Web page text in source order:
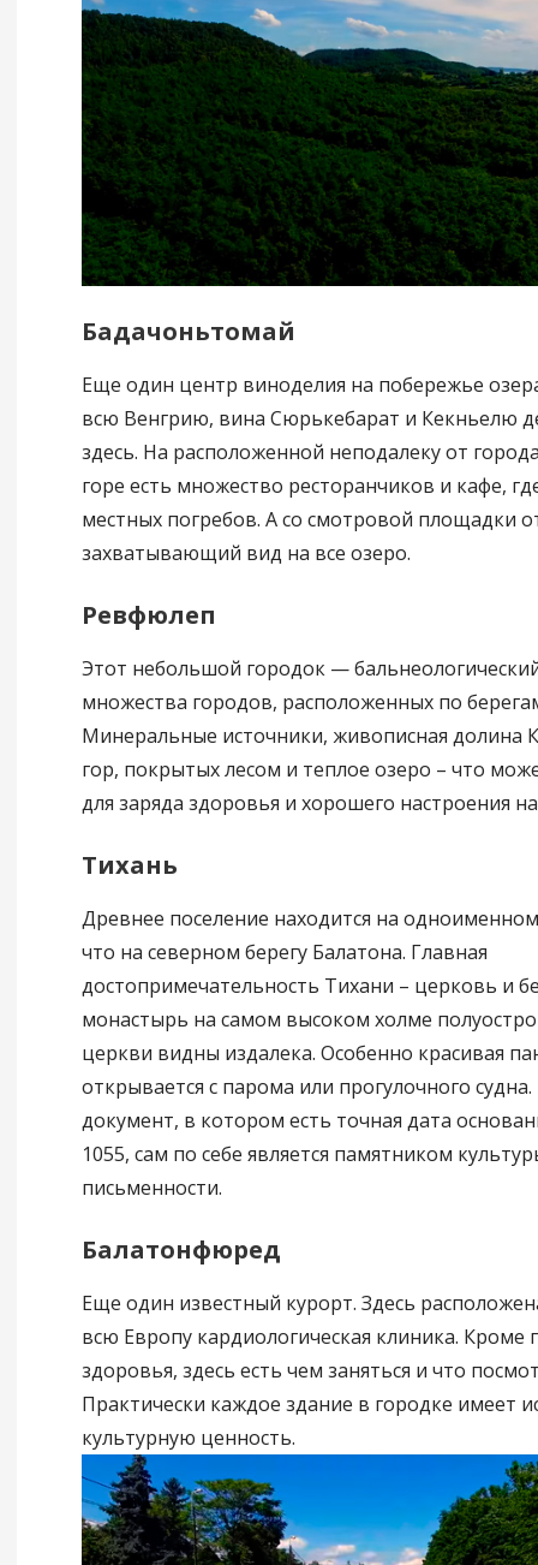
Бадачоньтомай
Еще один центр виноделия на побережье
всю Венгрию, вина Сюрькебарат и Кекньелю
здесь. На расположенной неподалеку от
горе есть множество ресторанчиков и кафе,
местных погребов. А со смотровой площадки
захватывающий вид на все озеро.
Ревфюлеп
Этот небольшой городок —
множества городов, расположенных по
Минеральные источники, живописная долина
гор, покрытых лесом и теплое озеро – что
для заряда здоровья и хорошего настроения
Тихань
Древнее поселение находится на
что на северном берегу Балатона. Главная
достопримечательность Тихани – церковь и
монастырь на самом высоком холме
церкви видны издалека. Особенно красивая
открывается с парома или прогулочного
документ, в котором есть точная дата
1055, сам по себе является памятником
письменности.
Балатонфюред
Еще один известный курорт. Здесь
всю Европу кардиологическая клиника. Кроме
здоровья, здесь есть чем заняться и что
Практически каждое здание в городке имеет
культурную ценность.